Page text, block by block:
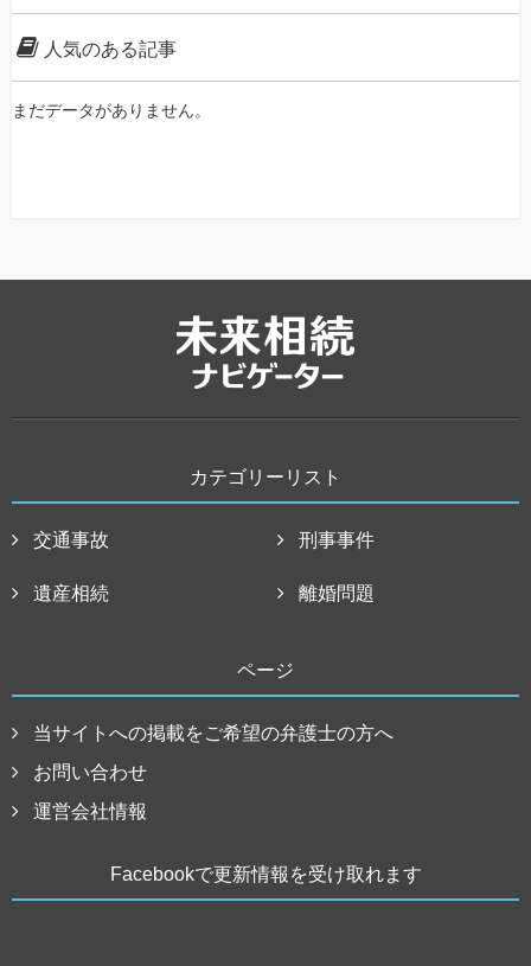
人気のある記事
まだデータがありません。
カテゴリーリスト
交通事故 刑事事件
遺産相続 離婚問題
ページ
当サイトへの掲載をご希望の弁護士の方へ
お問い合わせ
運営会社情報
Facebookで更新情報を受け取れます